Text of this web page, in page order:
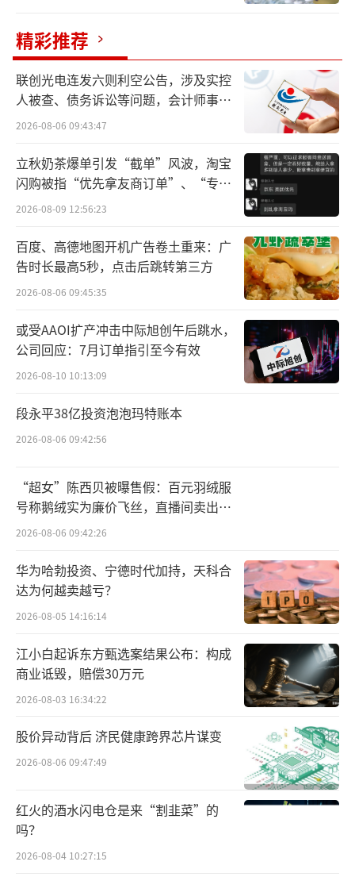
半（43.5亿元）；今年1至8月份，全国各级医
保部门共追回医保资金136.6亿元。
相比于往年，今年的医保基金监管工作跑
多地投资百万建设大数据监管系统
国家组飞检现场检查完成后，各省市级飞
检还在持续推进，江西、陕西、重庆等地飞检
均在近两个月内相继启动。
展”系列主题新闻发布会上，国家医保局局长
章轲提到，为加强医保基金监管，医保部门正
持续开展飞行检查和专项整治，深化智能监控
和大数据应用，推进药品追溯码应用等，规范
医保基金使用。
各省市医保部门采购项目也展现出智能监
控和大数据应用逐渐深化的趋势。
11月23日，安徽滁州市医保局更新其采购
公告，按照招标文件，当地拟以最高350万元限
价建立医保反欺诈大数据应用监管模型，提出3
个月内完成模型研发。
11月22日，江苏省医保局发布“医保基金
反欺诈大数据试点应用采购公告”，拟以最高1
10万元构建“医保-公安反欺诈监管系
统”、“参保数据筛查”等医保反欺诈大数据
模型，要求合同签订后6个月内完成医保与外部
数据联合监管模型项目开发上线。
医保部门优化大数据系统应用的同时，多
地医院也正强化内部智能监管手段。
精彩推荐
联创光电连发六则利空公告，涉及实控
人被查、债务诉讼等问题，会计师事务
所曾出具“保留意见”
2026-08-06 09:43:47
立秋奶茶爆单引发“截单”风波，淘宝
闪购被指“优先拿友商订单”、“专挑
贵的拿”
2026-08-09 12:56:23
百度、高德地图开机广告卷土重来：广
告时长最高5秒，点击后跳转第三方
2026-08-06 09:45:35
或受AAOI扩产冲击中际旭创午后跳水，
公司回应：7月订单指引至今有效
2026-08-10 10:13:09
段永平38亿投资泡泡玛特账本
2026-08-06 09:42:56
“超女”陈西贝被曝售假：百元羽绒服
号称鹅绒实为廉价飞丝，直播间卖出超
百万元
2026-08-06 09:42:26
华为哈勃投资、宁德时代加持，天科合
达为何越卖越亏？
2026-08-05 14:16:14
江小白起诉东方甄选案结果公布：构成
商业诋毁，赔偿30万元
2026-08-03 16:34:22
股价异动背后 济民健康跨界芯片谋变
2026-08-06 09:47:49
红火的酒水闪电仓是来“割韭菜”的
吗？
2026-08-04 10:27:15